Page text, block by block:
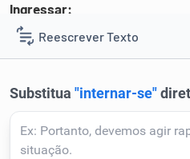
Reescrever Texto
Corrigir Texto
Ingressar:
1 entrar.